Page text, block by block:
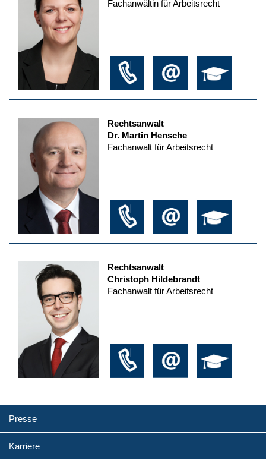
Fachanwältin für Arbeitsrecht
Rechtsanwalt
Dr. Martin Hensche
Fachanwalt für Arbeitsrecht
Rechtsanwalt
Christoph Hildebrandt
Fachanwalt für Arbeitsrecht
Presse
Karriere